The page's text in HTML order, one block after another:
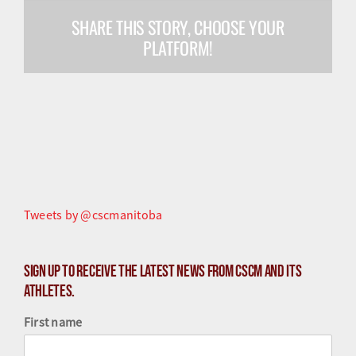
Olympiens et paralympiens
Quoi de neuf
SHARE THIS STORY, CHOOSE YOUR
PLATFORM!
Tweets by @cscmanitoba
Sign up to receive the latest news from CSCM and its
athletes.
First name